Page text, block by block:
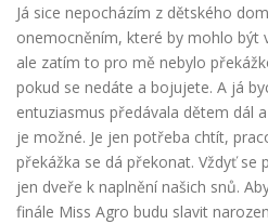
Já sice nepocházím z dětského
onemocněním, které by mohlo být
ale zatím to pro mě nebylo
pokud se nedáte a bojujete. A já
entuziasmus předávala dětem dál
je možné. Je jen potřeba chtít,
překážka se dá překonat. Vždyť se
jen dveře k naplnění našich snů.
finále Miss Agro budu slavit